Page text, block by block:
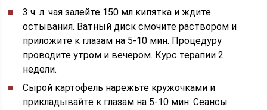
3 ч. л. чая залейте 150 мл кипятка и ждите
остывания. Ватный диск смочите раствором и
приложите к глазам на 5-10 мин. Процедуру
проводите утром и вечером. Курс терапии 2
недели.
Сырой картофель нарежьте кружочками и
прикладывайте к глазам на 5-10 мин. Сеансы